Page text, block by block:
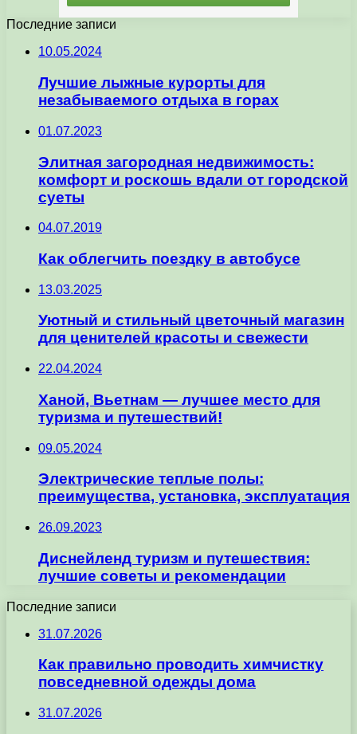
Последние записи
10.05.2024
Лучшие лыжные курорты для
незабываемого отдыха в горах
01.07.2023
Элитная загородная недвижимость:
комфорт и роскошь вдали от городской
суеты
04.07.2019
Как облегчить поездку в автобусе
13.03.2025
Уютный и стильный цветочный магазин
для ценителей красоты и свежести
22.04.2024
Ханой, Вьетнам — лучшее место для
туризма и путешествий!
09.05.2024
Электрические теплые полы:
преимущества, установка, эксплуатация
26.09.2023
Диснейленд туризм и путешествия:
лучшие советы и рекомендации
Последние записи
31.07.2026
Как правильно проводить химчистку
повседневной одежды дома
31.07.2026